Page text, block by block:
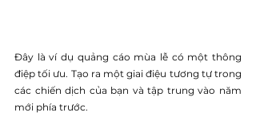
Đây là ví dụ quảng cáo mùa lễ có một thông
điệp tối ưu. Tạo ra một giai điệu tương tự trong
các chiến dịch của bạn và tập trung vào năm
mới phía trước.